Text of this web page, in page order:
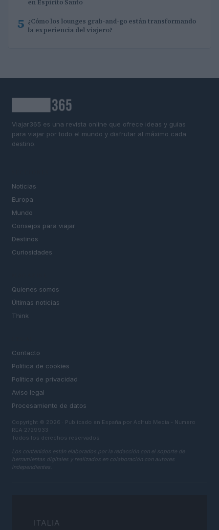
en Espírito Santo
5 ¿Cómo los lounges grab-and-go están transformando
la experiencia del viajero?
Viajar365 es una revista online que ofrece ideas y guías
para viajar por todo el mundo y disfrutar al máximo cada
destino.
Noticias
Europa
Mundo
Consejos para viajar
Destinos
Curiosidades
Quienes somos
Últimas noticias
Think
Contacto
Politica de cookies
Política de privacidad
Aviso legal
Procesamiento de datos
Copyright © 2026 · Publicado en España por AdHub Media - Numero
REA 2729933
Todos los derechos reservados
Los contenidos están elaborados por la redacción con el soporte de
herramientas digitales y realizados en colaboración con autores
independientes.
ITALIA